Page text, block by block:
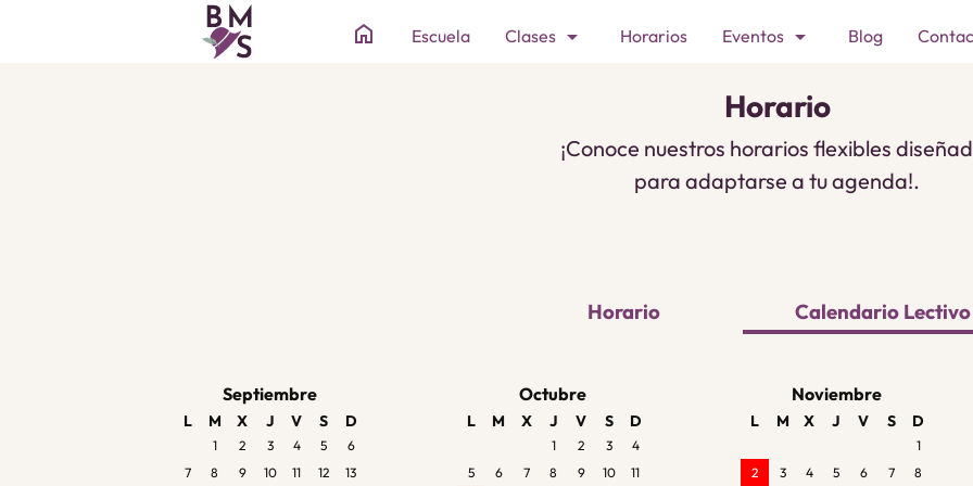
home Escuela Clases arrow_drop_down Horarios Eventos arrow_drop_down Blog
Horario
¡Conoce nuestros horarios flexibles
para adaptarse a tu agenda!.
Horario Calendario Lectivo
Septiembre
L M X J V S D
1 2 3 4 5
6
7
8 9 10 11 12
13
Octubre
L M X J V S D
1 2 3
4
5
6 7 8 9 10
11
Noviembre
L M X J V S D
1
2
3 4 5 6 7
8